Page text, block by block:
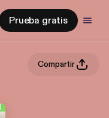
Prueba gratis
Compartir